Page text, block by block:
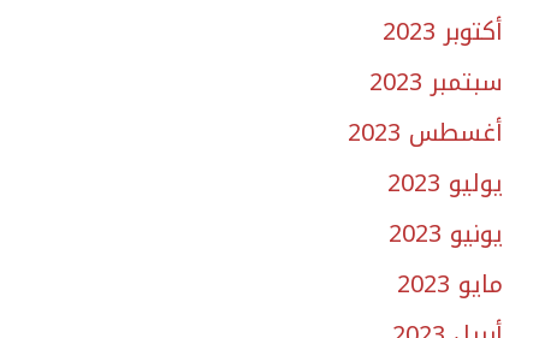
أكتوبر 2023
سبتمبر 2023
أغسطس 2023
يوليو 2023
يونيو 2023
مايو 2023